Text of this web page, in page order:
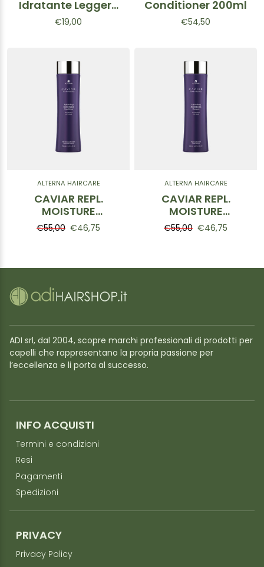
Idratante Leggero
Light Nourish 75ml
€19,00
Conditioner 200ml
€54,50
ALTERNA HAIRCARE
CAVIAR REPL.
MOISTURE
Conditioner 250ml
€55,00 €46,75
ALTERNA HAIRCARE
CAVIAR REPL.
MOISTURE
Shampoo 250ml
€55,00 €46,75
ADI srl, dal 2004, scopre marchi professionali di prodotti per
capelli che rappresentano la propria passione per
l’eccellenza e li porta al successo.
INFO ACQUISTI
Termini e condizioni
Resi
Pagamenti
Spedizioni
PRIVACY
Privacy Policy